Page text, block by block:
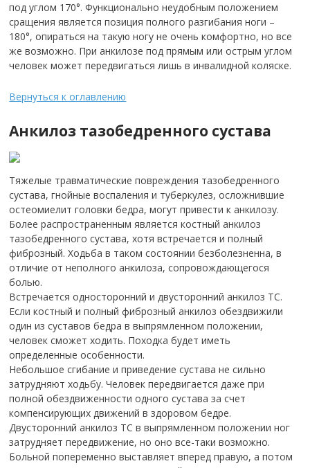
под углом 170°. Функционально неудобным положением
сращения является позиция полного разгибания ноги –
180°, опираться на такую ногу не очень комфортно, но все
же возможно. При анкилозе под прямым или острым углом
человек может передвигаться лишь в инвалидной коляске.
Вернуться к оглавлению
Анкилоз тазобедренного сустава
Тяжелые травматические повреждения тазобедренного
сустава, гнойные воспаления и туберкулез, осложнившие
остеомиелит головки бедра, могут привести к анкилозу.
Более распространенным является костный анкилоз
тазобедренного сустава, хотя встречается и полный
фиброзный. Ходьба в таком состоянии безболезненна, в
отличие от неполного анкилоза, сопровождающегося
болью.
Встречается односторонний и двусторонний анкилоз ТС.
Если костный и полный фиброзный анкилоз обездвижили
один из суставов бедра в выпрямленном положении,
человек сможет ходить. Походка будет иметь
определенные особенности.
Небольшое сгибание и приведение сустава не сильно
затрудняют ходьбу. Человек передвигается даже при
полной обездвиженности одного сустава за счет
компенсирующих движений в здоровом бедре.
Двусторонний анкилоз ТС в выпрямленном положении ног
затрудняет передвижение, но оно все-таки возможно.
Больной попеременно выставляет вперед правую, а потом